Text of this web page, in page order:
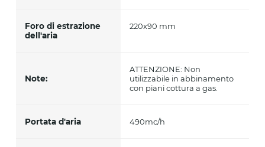
Foro di estrazione
dell'aria
220x90 mm
Note:
ATTENZIONE: Non
utilizzabile in abbinamento
con piani cottura a gas.
Portata d'aria 490mc/h